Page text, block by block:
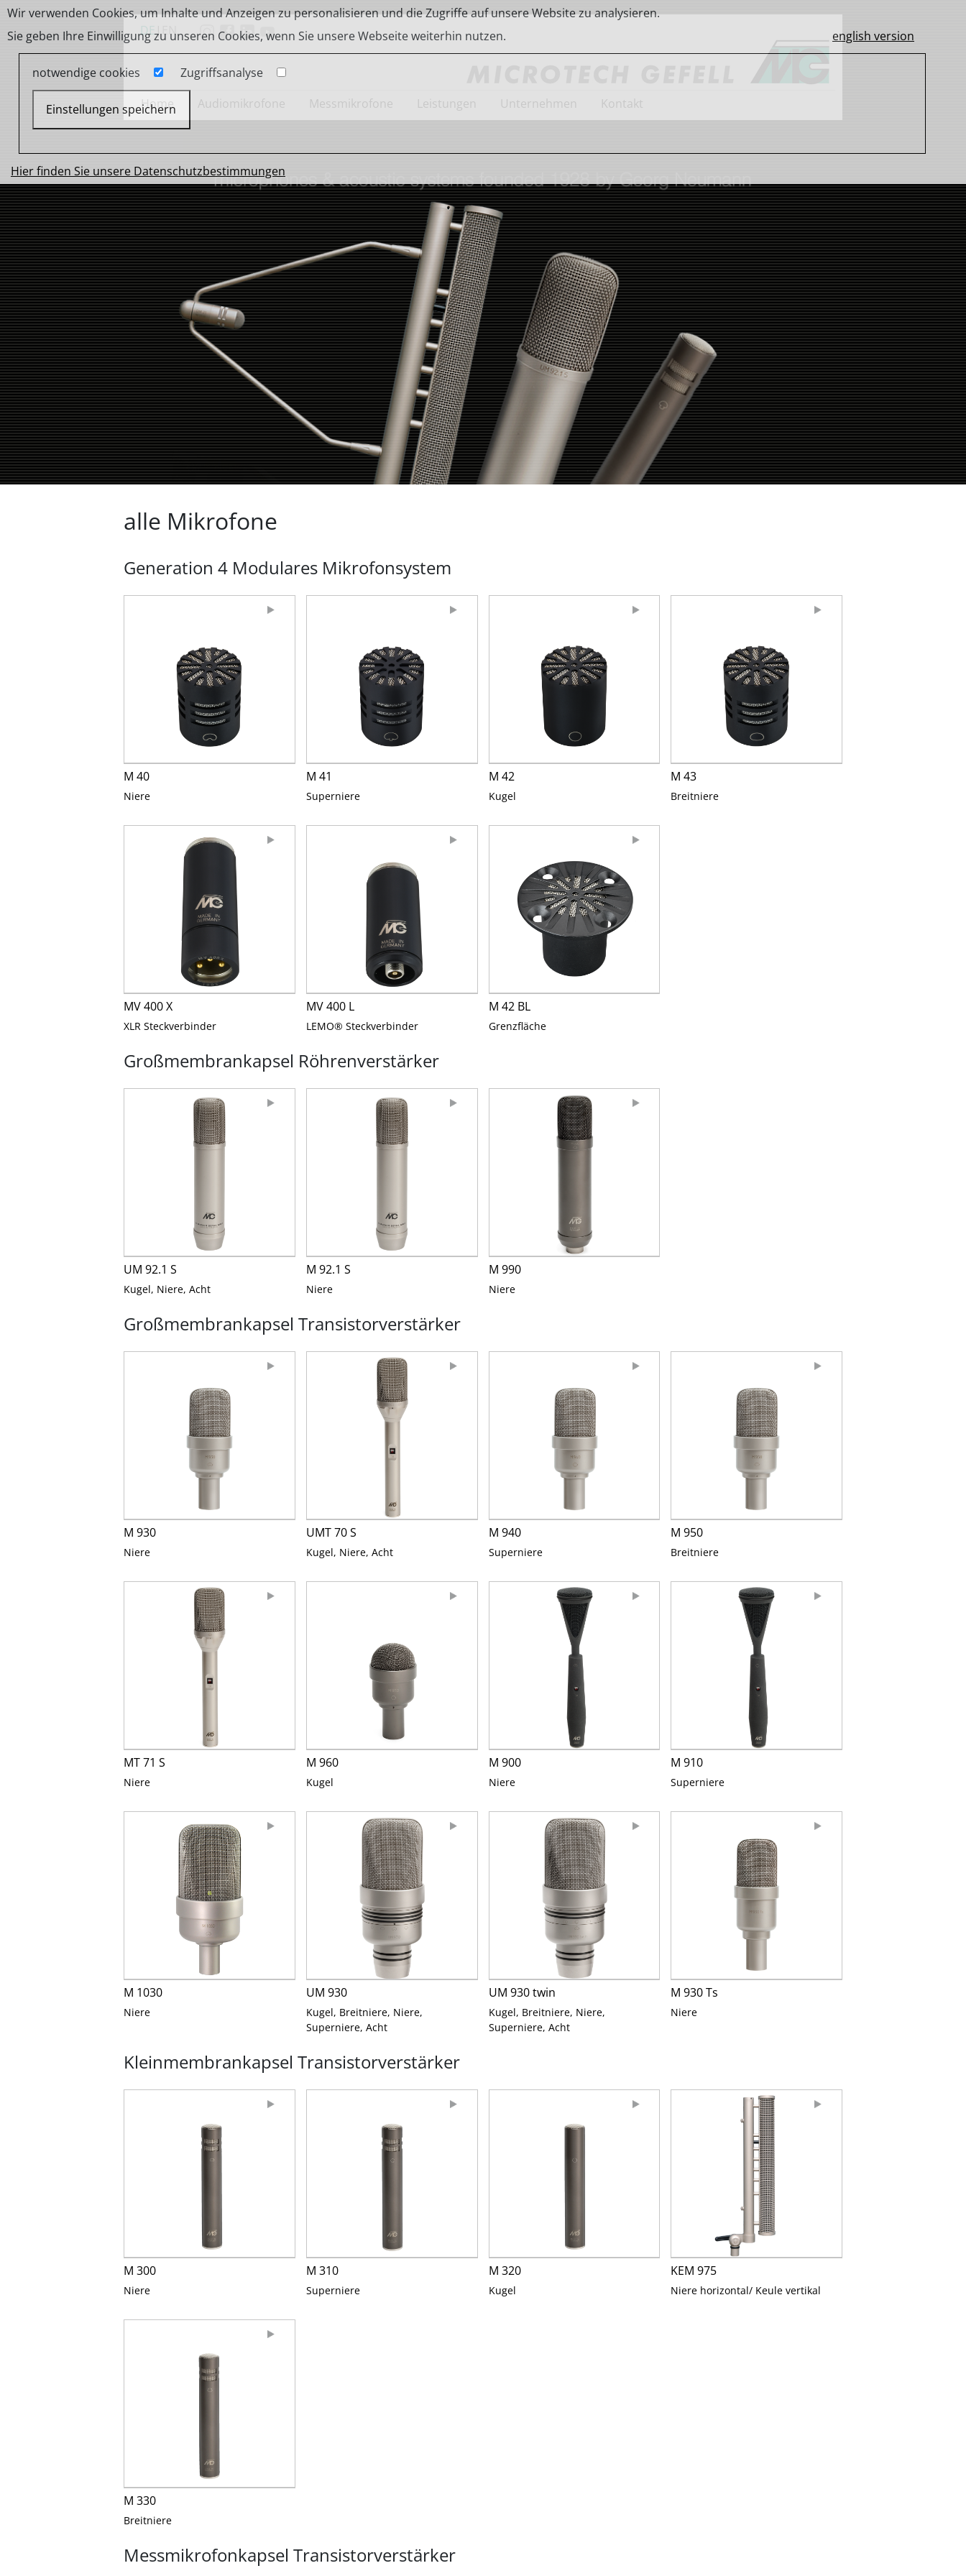
Wir verwenden Cookies, um Inhalte und Anzeigen zu personalisieren und die Zugriffe auf unsere Website zu analysieren.
Sie geben Ihre Einwilligung zu unseren Cookies, wenn Sie unsere Webseite weiterhin nutzen.
english version
notwendige cookies Zugriffsanalyse
Einstellungen speichern
Hier finden Sie unsere Datenschutzbestimmungen
DE|EN
Home Audiomikrofone Messmikrofone Leistungen Unternehmen Kontakt
alle Mikrofone
Generation 4 Modulares Mikrofonsystem
M 40
Niere
M 41
Superniere
M 42
Kugel
M 43
Breitniere
MV 400 X
XLR Steckverbinder
MV 400 L
LEMO® Steckverbinder
M 42 BL
Grenzfläche
Großmembrankapsel Röhrenverstärker
UM 92.1 S
Kugel, Niere, Acht
M 92.1 S
Niere
M 990
Niere
Großmembrankapsel Transistorverstärker
M 930
Niere
UMT 70 S
Kugel, Niere, Acht
M 940
Superniere
M 950
Breitniere
MT 71 S
Niere
M 960
Kugel
M 900
Niere
M 910
Superniere
M 1030
Niere
UM 930
Kugel, Breitniere, Niere,
Superniere, Acht
UM 930 twin
Kugel, Breitniere, Niere,
Superniere, Acht
M 930 Ts
Niere
Kleinmembrankapsel Transistorverstärker
M 300
Niere
M 310
Superniere
M 320
Kugel
KEM 975
Niere horizontal/ Keule vertikal
M 330
Breitniere
Messmikrofonkapsel Transistorverstärker